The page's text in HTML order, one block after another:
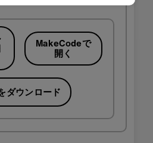
MakeCodeで
開く
ダウンロード